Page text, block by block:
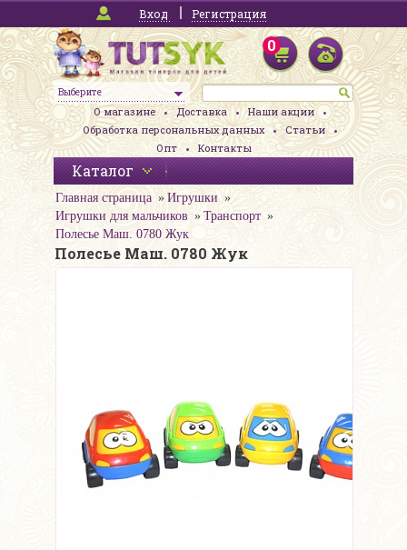
Вход Регистрация
Выберите
0
О магазине Доставка
Наши акции
Обработка персональных данных
Статьи
Опт
Контакты
Каталог
Главная страница
Игрушки
Игрушки для мальчиков
Транспорт
Полесье Маш. 0780 Жук
Полесье Маш. 0780 Жук